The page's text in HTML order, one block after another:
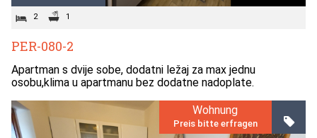
2 1
PER-080-2
Apartman s dvije sobe, dodatni ležaj za max jednu
osobu,klima u apartmanu bez dodatne nadoplate.
Wohnung
Preis bitte erfragen